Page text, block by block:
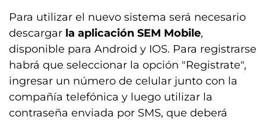
Para utilizar el nuevo sistema será necesario
descargar la aplicación SEM Mobile,
disponible para Android y IOS. Para registrarse
habrá que seleccionar la opción "Registrate",
ingresar un número de celular junto con la
compañía telefónica y luego utilizar la
contraseña enviada por SMS, que deberá